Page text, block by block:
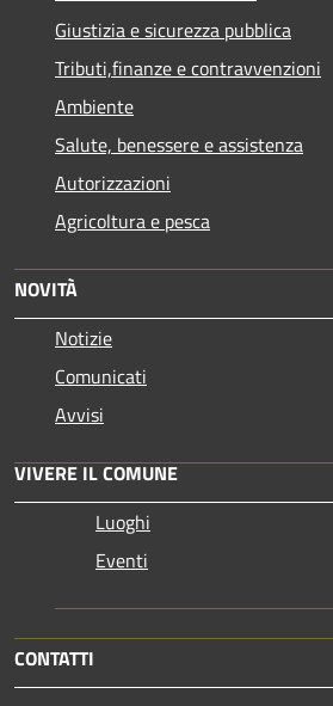
Giustizia e sicurezza pubblica
Tributi,finanze e contravvenzioni
Ambiente
Salute, benessere e assistenza
Autorizzazioni
Agricoltura e pesca
NOVITÀ
Notizie
Comunicati
Avvisi
VIVERE IL COMUNE
Luoghi
Eventi
CONTATTI